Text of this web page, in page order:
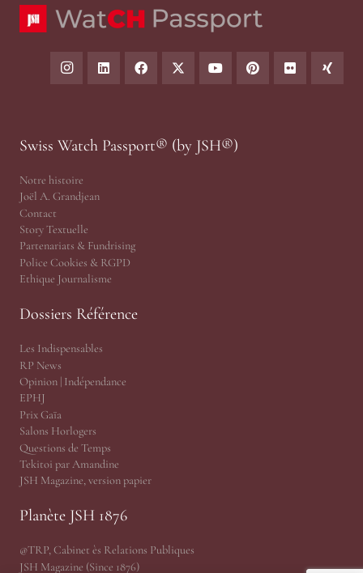
Swiss Watch Passport® (by JSH®)
Notre histoire
Joël A. Grandjean
Contact
Story Textuelle
Partenariats & Fundrising
Police Cookies & RGPD
Ethique Journalisme
Dossiers Référence
Les Indispensables
RP News
Opinion | Indépendance
EPHJ
Prix Gaïa
Salons Horlogers
Questions de Temps
Tekitoi par Amandine
JSH Magazine, version papier
Planète JSH 1876
@TRP, Cabinet ès Relations Publiques
JSH Magazine (Since 1876)